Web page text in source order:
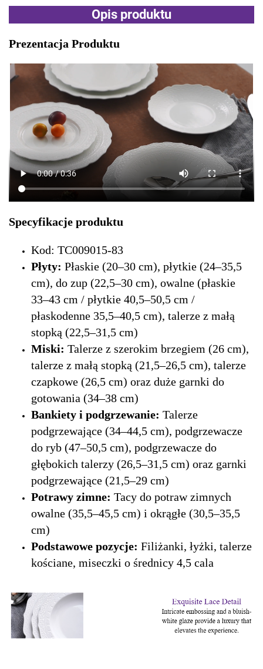
Opis produktu
Prezentacja Produktu
Specyfikacje produktu
Kod: TC009015-83
Płyty: Płaskie (20–30 cm), płytkie (24–35,5
cm), do zup (22,5–30 cm), owalne (płaskie
33–43 cm / płytkie 40,5–50,5 cm /
płaskodenne 35,5–40,5 cm), talerze z małą
stopką (22,5–31,5 cm)
Miski: Talerze z szerokim brzegiem (26 cm),
talerze z małą stopką (21,5–26,5 cm), talerze
czapkowe (26,5 cm) oraz duże garnki do
gotowania (34–38 cm)
Bankiety i podgrzewanie: Talerze
podgrzewające (34–44,5 cm), podgrzewacze
do ryb (47–50,5 cm), podgrzewacze do
głębokich talerzy (26,5–31,5 cm) oraz garnki
podgrzewające (21,5–29 cm)
Potrawy zimne: Tacy do potraw zimnych
owalne (35,5–45,5 cm) i okrągłe (30,5–35,5
cm)
Podstawowe pozycje: Filiżanki, łyżki, talerze
kościane, miseczki o średnicy 4,5 cala